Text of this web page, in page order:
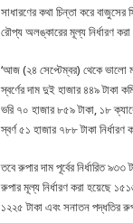
সাধারণের কথা চিন্তা করে বাজুসের
রৌপ্য অলঙ্কারের মূল্য নির্ধারণ
‘আজ (২৪ সেপ্টেম্বর) থেকে ভালো
স্বর্ণের দাম দুই হাজার ৪৪৯ টাকা
ভরি ৭০ হাজার ৮৫৯ টাকা, ১৮
স্বর্ণ ৫১ হাজার ৭৮৮ টাকা নির্ধারণ
তবে রুপার দাম পূর্বের নির্ধারিত
রুপার মূল্য নির্ধারণ করা হয়েছে
১২২৫ টাকা এবং সনাতন পদ্ধতির